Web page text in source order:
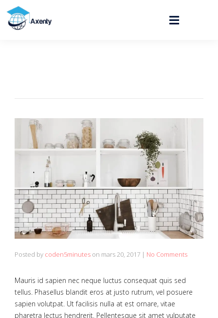
Posted by coden5minutes on mars 20, 2017 | No Comments
Mauris id sapien nec neque luctus consequat quis sed
tellus. Phasellus blandit eros at justo rutrum, vel posuere
sapien volutpat. Ut facilisis nulla at est ornare, vitae
pharetra lectus hendrerit. Pellentesque sit amet vulputate